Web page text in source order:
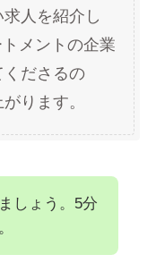
人を紹介し
メントの企業
ださるの
ります。
しょう。5分